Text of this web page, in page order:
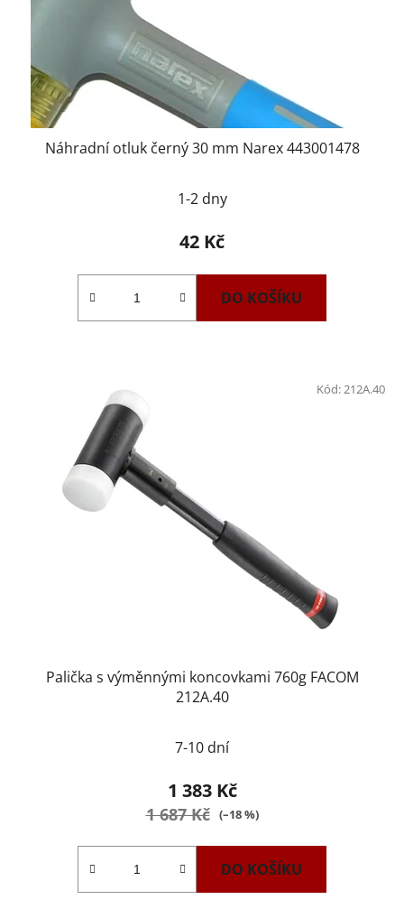
Náhradní otluk černý 30 mm Narex 443001478
1-2 dny
42 Kč
DO KOŠÍKU
Palička s výměnnými koncovkami 760g FACOM
212A.40
7-10 dní
1 383 Kč
1 687 Kč (–18 %)
DO KOŠÍKU
Kód: 212A.40